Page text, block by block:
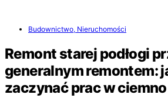
Budownictwo, Nieruchomości
Remont starej podłogi
generalnym remontem:
zaczynać prac w ciemno